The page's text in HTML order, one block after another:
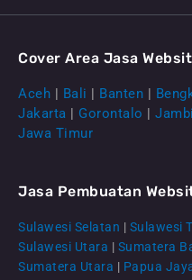
Cover Area Jasa
Aceh | Bali | Banten |
Jakarta | Gorontalo | Jambi
Jawa Timur
Jasa Pembuatan
Sulawesi Selatan | Sulawesi
Sulawesi Utara | Sumatera
Sumatera Utara | Papua